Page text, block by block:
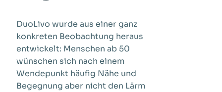
DuoLivo wurde aus einer ganz
konkreten Beobachtung heraus
entwickelt: Menschen ab 50
wünschen sich nach einem
Wendepunkt häufig Nähe und
Begegnung aber nicht den Lärm